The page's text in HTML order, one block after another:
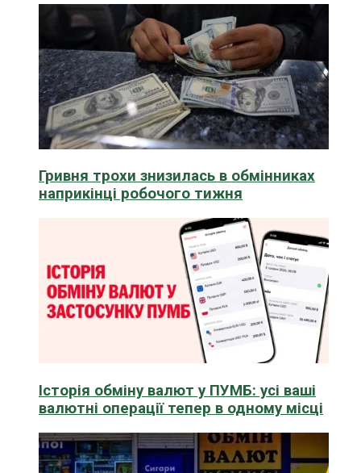
Гривня трохи знизилась в обмінниках
наприкінці робочого тижня
Історія обміну валют у ПУМБ: усі ваші
валютні операції тепер в одному місці